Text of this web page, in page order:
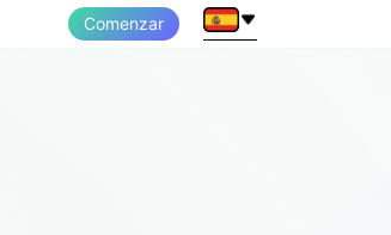
Comenzar